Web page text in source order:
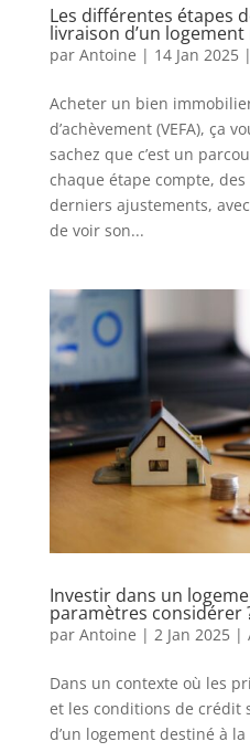
Les différentes étapes
livraison d’un logement
par Antoine | 14 Jan 2025|
Acheter un bien
d’achèvement (VEFA), ça
sachez que c’est un
chaque étape compte,
derniers ajustements,
de voir son...
Investir dans un
paramètres considérer
par Antoine | 2 Jan 2025|
Dans un contexte où les
et les conditions de crédit
d’un logement destiné à